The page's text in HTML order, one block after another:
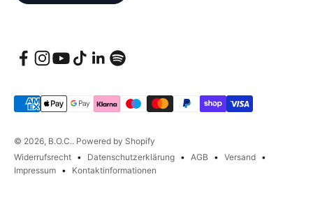
© 2026, B.O.C.. Powered by Shopify
Widerrufsrecht
Datenschutzerklärung AGB
Versand
Impressum
Kontaktinformationen